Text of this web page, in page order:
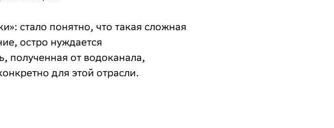
стало понятно, что такая сложная
остро нуждается
полученная от водоканала,
для этой отрасли.